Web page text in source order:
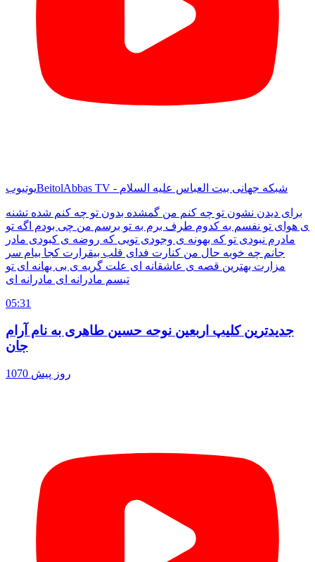
یوتیوب BeitolAbbas TV - شبکه جهانی بیت العباس علیه السلام
برای دیدن نشون تو چه کنم من گمشده بدون تو چه کنم شده تشنه
ی هوای تو نفسم به کدوم طرف برم به تو برسم من چی بودم اگه تو
مادرم نبودی تو که بهونه ی وجودی تویی که روضه ی کبودی مادر
جانم چه خوبه حال من کنارت فدای قلب بیقرارت کجا بیام سر
مزارت بهترین قصه ی عاشقانه ای علت گریه ی بی بهانه ای تو
تبسم مادرانه ای مادرانه ای
05:31
جدیدترین کلیپ اربعین نوحه حسین طاهری به نام آرام
جان
1070 روز پیش